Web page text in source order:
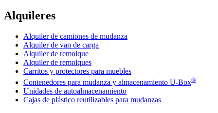
Alquileres
Alquiler de camiones de mudanza
Alquiler de van de carga
Alquiler de remolque
Alquiler de remolques
Carritos y protectores para muebles
Contenedores para mudanza y almacenamiento U-Box®
Unidades de autoalmacenamiento
Cajas de plástico reutilizables para mudanzas